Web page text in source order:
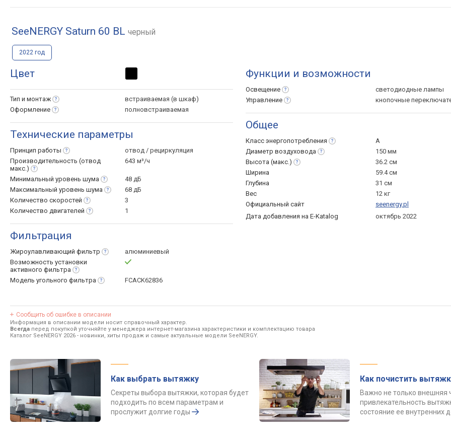
SeeNERGY Saturn 60 BL черный
2022 год
Цвет
Тип и монтаж
встраиваемая (в шкаф)
Оформление
полновстраиваемая
Технические параметры
Принцип работы
отвод / рециркуляция
Производительность (отвод
макс.)
643 м³/ч
Минимальный уровень шума
48 дБ
Максимальный уровень шума
68 дБ
Количество скоростей
3
Количество двигателей 1
Фильтрация
Жироулавливающий фильтр
алюминиевый
Возможность установки
активного фильтра
Модель угольного фильтра FCACK62836
Функции и возможности
Освещение
светодиодные лампы
Управление
кнопочные
Общее
Класс энергопотребления
A
Диаметр воздуховода
150 мм
Высота (макс.)
36.2 см
Ширина
59.4 см
Глубина
31 см
Вес
12 кг
Официальный сайт
seenergy.pl
Дата добавления на E-Katalog
октябрь 2022
Сообщить об ошибке в описании
Информация в описании модели носит справочный характер.
Всегда перед покупкой уточняйте у менеджера интернет-магазина характеристики и комплектацию товара
Каталог SeeNERGY 2026 - новинки, хиты продаж и самые актуальные модели SeeNERGY.
Как выбрать вытяжку
Секреты выбора вытяжки, которая будет
подходить по всем параметрам и
прослужит долгие годы
Как почистить
Важно не только внешняя
привлекательность
состояние ее внутренних